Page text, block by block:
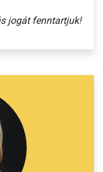
jogát fenntartjuk!